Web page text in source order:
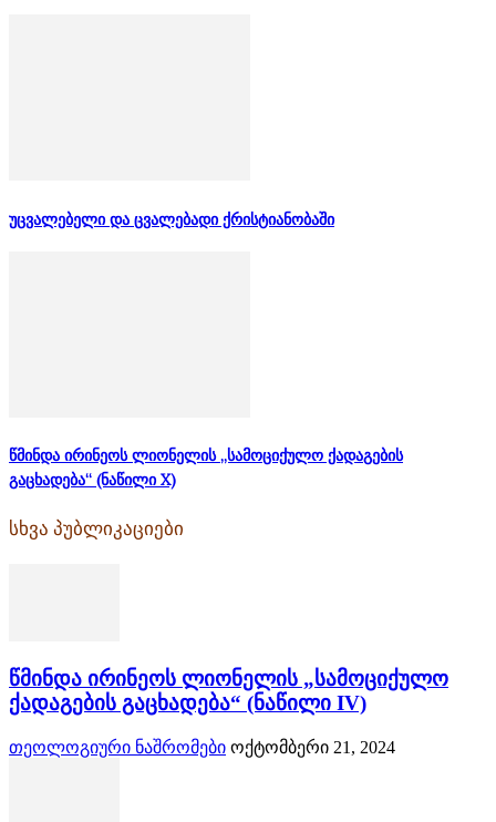
უცვალებელი და ცვალებადი ქრისტიანობაში
წმინდა ირინეოს ლიონელის „სამოციქულო ქადაგების
გაცხადება“ (ნაწილი X)
სხვა პუბლიკაციები
წმინდა ირინეოს ლიონელის „სამოციქულო
ქადაგების გაცხადება“ (ნაწილი IV)
თეოლოგიური ნაშრომები ოქტომბერი 21, 2024